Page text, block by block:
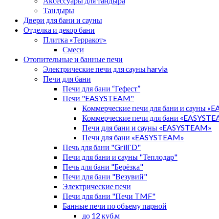
Тандыры
Двери для бани и сауны
Отделка и декор бани
Плитка «Терракот»
Смеси
Отопительные и банные печи
Электрические печи для сауны harvia
Печи для бани
Печи для бани “Гефест”
Печи "EASYSTEAM"
Коммерческие печи для бани и сауны
Коммерческие печи для бани
Печи для бани и сауны «EASYSTEAM»
Печи для бани «EASYSTEAM»
Печь для бани "Grill`D"
Печи для бани и сауны "Теплодар"
Печь для бани "Берёзка"
Печи для бани "Везувий"
Электрические печи
Печи для бани "Печи TMF"
Банные печи по объему парной
до 12 куб.м